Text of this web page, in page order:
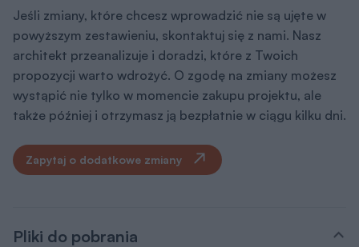
Jeśli zmiany, które chcesz wprowadzić nie są ujęte w
powyższym zestawieniu, skontaktuj się z nami. Nasz
architekt przeanalizuje i doradzi, które z Twoich
propozycji warto wdrożyć. O zgodę na zmiany możesz
wystąpić nie tylko w momencie zakupu projektu, ale
także później i otrzymasz ją bezpłatnie w ciągu kilku dni.
Zapytaj o dodatkowe zmiany
Pliki do pobrania